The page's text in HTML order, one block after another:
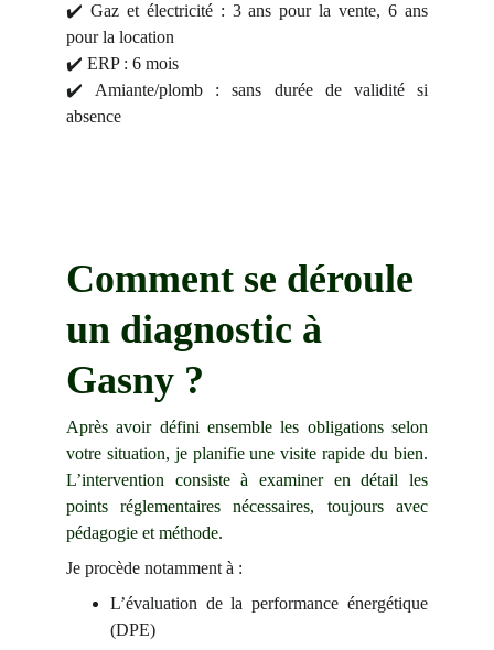
✔️ Gaz et électricité : 3 ans pour la vente, 6 ans
pour la location
✔️ ERP : 6 mois
✔️ Amiante/plomb : sans durée de validité si
absence
Comment se déroule
un diagnostic à
Gasny ?
Après avoir défini ensemble les obligations selon
votre situation, je planifie une visite rapide du bien.
L’intervention consiste à examiner en détail les
points réglementaires nécessaires, toujours avec
pédagogie et méthode.
Je procède notamment à :
L’évaluation de la performance énergétique
(DPE)